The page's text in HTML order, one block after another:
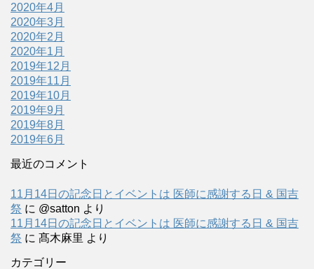
2020年4月
2020年3月
2020年2月
2020年1月
2019年12月
2019年11月
2019年10月
2019年9月
2019年8月
2019年6月
最近のコメント
11月14日の記念日とイベントは 医師に感謝する日 & 国吉
祭 に @satton より
11月14日の記念日とイベントは 医師に感謝する日 & 国吉
祭 に 髙木麻里 より
カテゴリー